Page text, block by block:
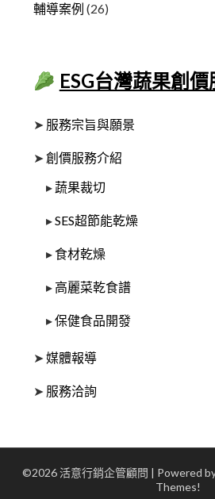
輔導案例 (26)
ESG台灣蔬果創
➤ 服務宗旨與願景
➤創價服務介紹
▸ 蔬果裁切
▸SES超節能乾燥
▸ 食材乾燥
▸ 高麗菜乾食譜
▸保健食品開發
➤媒體報導
➤ 服務洽詢
©2026 活意行銷企管顧問 | Powered
Themes!